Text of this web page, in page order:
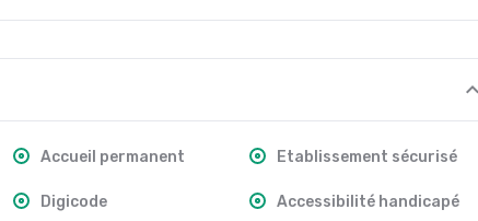
Accueil permanent Etablissement sécurisé
Digicode Accessibilité handicapé